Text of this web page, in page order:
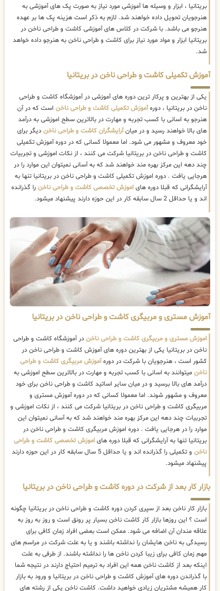
بریتانیا ، ابزار و وسیله ها آموزشی مورد نیاز به صورت پک های آموزشی به
هنرجویان تحویل داده خواهند شد. لازم به ذکر است هزینه پک ها بر عهده
هنرجو می باشد. با شرکت در کلاس های آموزشی کاشت و طراحی ناخن در
بریتانیا ابزار و مواد مورد نیاز برای کاشت و طراحی ناخن به هنرجو داده خواهد
شد.
آموزش تکمیلی کاشت و طراحی ناخن در بریتانیا
یکی از بهترین و پرکار ترین دوره های آموزشی در آموزشگاه کاشت و طراحی
ناخن در بریتانیا ، دورهآموزش تکمیلی کاشت و طراحی ناخن است که در آن
هنرجو به اسانی با کسب تجربه و مهارت در بالاترین سطح اموزشی به درآمد
های بالا خواهند رسید و در میانآرایشگران کاشت و طراحی ناخن دیگر برای
خود معروف و مشهور می شود. اما معمولا کسانی که در دوره آموزش تکمیلی
کاشت و طراحی ناخن در بریتانیا شرکت می کنند ، از نکات اموزشی و تجربیات
چند دهه این مرکز بهره مند خواهند شد که به آسانی نمیتوان این موارد را در
هرجایی یافت . دوره اموزش تکمیلی کاشت و طراحی ناخن در بریتانیا تنها به
آرایشگرانی که قبلا دوره های اموزش تخصصی کاشت و طراحی ناخن را گذرانده
اند و یا حداقل 2 سال سابقه کار در این حوزه دارند پیشنهاد میشود.
آموزش مستری و مربیگری کاشت و طراحی ناخن در بریتانیا
اموزش مستری و مربیگری کاشت و طراحی ناخن در آموزشگاه کاشت و طراحی
ناخن در بریتانیا یکی از بهترین دوره های آموزش کاشت و طراحی ناخن در
کشور است ، هنرجویان با شرکت در دورهآموزش مربیگری کاشت و طراحی
ناخن میتوانند به اسانی با کسب تجربه و مهارت در بالاترین سطح اموزشی به
درآمد های بالا برسید و در میان سایر اساتید کاشت و طراحی ناخن برای خود
معروف و مشهور شوند. اما معمولا کسانی که در دوره آموزش مستری و
مربیگری کاشت و طراحی ناخن در بریتانیا شرکت می کنند ، از نکات اموزشی و
تجربیات چند دهه این مرکز بهره مند خواهند شد که به آسانی نمیتوان این
موارد را در هرجایی یافت . دوره اموزش مربیگری کاشت و طراحی ناخن در
بریتانیا تنها به آرایشگرانی که قبلا دوره های اموزش تخصصی کاشت و طراحی
ناخن
و تکمیلی را گذرانده اند و یا حداقل 5 سال سابقه کار در این حوزه دارند
پیشنهاد میشود.
بازار کار بعد از شرکت در دوره کاشت و طراحی ناخن در بریتانیا
بازار کار ناخن بعد از سپری کردن دوره کاشت و طراحی ناخن در بریتانیا چگونه
است ؟ این روزها بازار کار کاشت ناخن بسیار پر رونق است و روز به روز به
علاقه مندان آن اضافه می شود. ممکن است بعضی افراد زمان کافی برای
رسیدگی به ناخن هایشان را نداشته باشند و یا به علت شرکت در مراسم های
مهم زمان کافی برای زیبا کردن ناخن ها را نداشته باشند. از طرفی به علت
اینکه بعد از کاشت ناخن همه این افراد به ترمیم احتیاج دارند در نتیجه شما
با گذراندن دوره های آموزش کاشت و طراحی ناخن در بریتانیا و ورود به بازار
کار همیشه مشتریان زیادی خواهید داشت. کاشت ناخن یکی از رشته های